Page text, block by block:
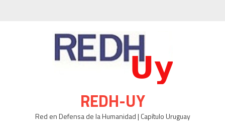
REDH-UY
Red en Defensa de la Humanidad | Capítulo Uruguay